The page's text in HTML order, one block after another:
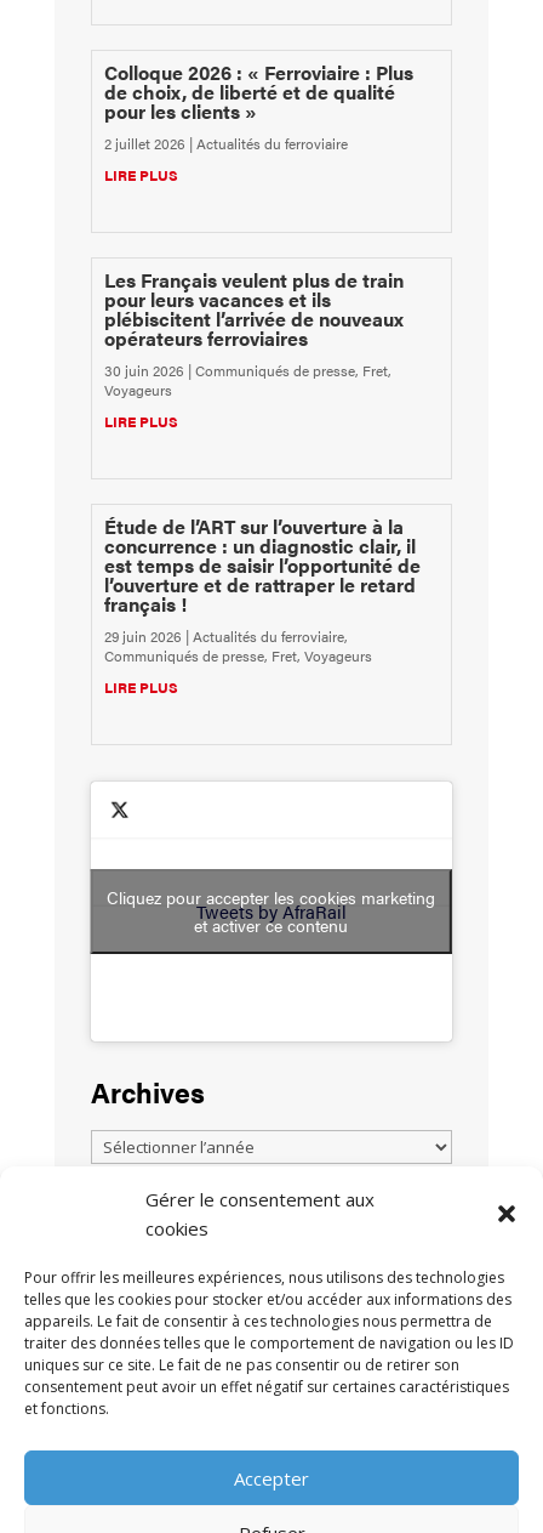
Gérer le consentement aux
cookies
Pour offrir les meilleures expériences, nous utilisons des technologies
telles que les cookies pour stocker et/ou accéder aux informations des
appareils. Le fait de consentir à ces technologies nous permettra de
traiter des données telles que le comportement de navigation ou les ID
uniques sur ce site. Le fait de ne pas consentir ou de retirer son
consentement peut avoir un effet négatif sur certaines caractéristiques
et fonctions.
Accepter
Colloque 2026 : « Ferroviaire : Plus
de choix, de liberté et de qualité
pour les clients »
2 juillet 2026 |Actualités du ferroviaire
LIRE PLUS
Les Français veulent plus de train
pour leurs vacances et ils
plébiscitent l’arrivée de nouveaux
opérateurs ferroviaires
30 juin 2026 |Communiqués de presse, Fret,
Voyageurs
LIRE PLUS
Étude de l’ART sur l’ouverture à la
concurrence : un diagnostic clair, il
est temps de saisir l’opportunité de
l’ouverture et de rattraper le retard
français !
29 juin 2026 |Actualités du ferroviaire,
Communiqués de presse, Fret, Voyageurs
LIRE PLUS
Tweets by AfraRail
Cliquez pour accepter les cookies marketing
et activer ce contenu
Archives
TOUTES LES ACTUALITÉS
MENTIONS LÉGALES•POLITIQUE DE
CONFIDENTIALITÉ•